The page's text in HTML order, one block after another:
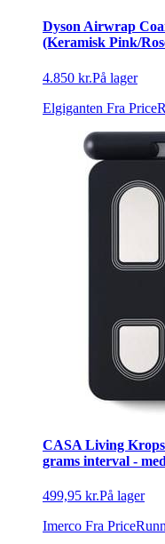
Dyson Airwrap
(Keramisk Pink/
4.850 kr.På lager
Elgiganten Fra
CASA Living
grams interval -
499,95 kr.På lager
Imerco Fra